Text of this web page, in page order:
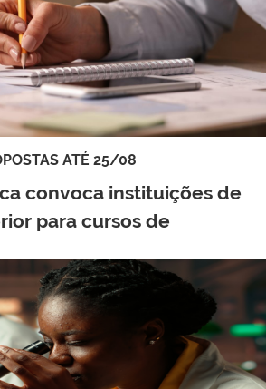
ATÉ 25/08
convoca instituições de
para cursos de